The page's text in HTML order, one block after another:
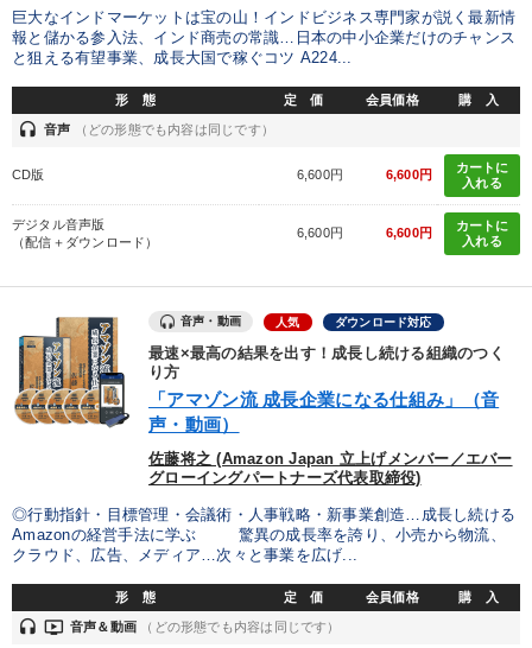
製造業 卸売・小売・飲食業 建設・不動産業
IT・サービス・金融業 コンサルタント 専門家
キーワード
広報・PR 企業再建 成功哲学 生き方の指針
労務問題・リスク対策 女性経営者
※「更新」を押すと「テーマ」「キーワード」を更新いただけます。
ondemand_video 経営音声・動画を探す
全国経営者セミナー収録物以外の経営教材（全762タイトル）からお探
カテゴリー
歴史・古典に学ぶ実務講話
巨大なインドマーケットは宝の山！インドビジネス専門家が説く最新情
報と儲かる参入法、インド商売の常識…日本の中小企業だけのチャンス
と狙える有望事業、成長大国で稼ぐコツ A224...
形 態 定 価 会員価格 購 入
headset 音声 （どの形態でも内容は同じです）
CD版 6,600円 6,600円
カートに
入れる
デジタル音声版
（配信＋ダウンロード）
6,600円 6,600円
カートに
入れる
音声・動画 人気 ダウンロード対応
最速×最高の結果を出す！成長し続ける組織のつく
り方
「アマゾン流 成長企業になる仕組み」（音
声・動画）
佐藤将之 (Amazon Japan 立上げメンバー／エバー
グローイングパートナーズ代表取締役)
◎行動指針・目標管理・会議術・人事戦略・新事業創造…成長し続ける
Amazonの経営手法に学ぶ 驚異の成長率を誇り、小売から物流、
クラウド、広告、メディア…次々と事業を広げ...
形 態 定 価 会員価格 購 入
headset ondemand_video 音声＆動画 （どの形態でも内容は同じです）